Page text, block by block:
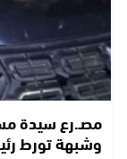
مصـ.رع سيدة
وشبهة تورط